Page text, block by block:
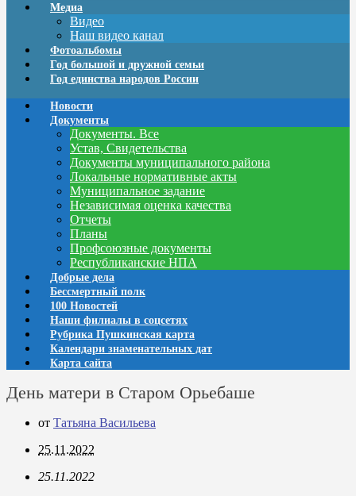
Медиа
Видео
Наш видео канал
Фотоальбомы
Год большой и дружной семьи
Год единства народов России
Новости
Документы
Документы. Все
Устав, Свидетельства
Документы муниципального района
Локальные нормативные акты
Муниципальное задание
Независимая оценка качества
Отчеты
Планы
Профсоюзные документы
Республиканские НПА
Добрые дела
Бессмертный полк
100 Новостей
Наши филиалы в соцсетях
Рубрика Пушкинская карта
Календари знаменательных дат
Карта сайта
День матери в Старом Орьебаше
от Татьяна Васильева
25.11.2022
25.11.2022